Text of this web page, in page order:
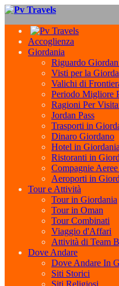
Accoglienza
Giordania
Riguardo
Visti per la
Valichi di
Periodo Migliore
Ragioni Per
Jordan Pass
Trasporti in
Dinaro Giordano
Hotel in Giordania
Ristoranti in
Compagnie
Aeroporti in
Tour e Attività
Tour in Giordania
Tour in Oman
Tour Combinati
Viaggio d'Affari
Attività di Team
Dove Andare
Dove Andare In
Siti Storici
Siti Religiosi